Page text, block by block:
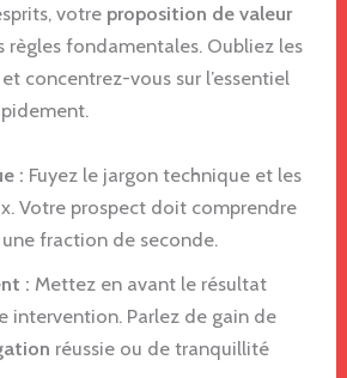
votre proposition de valeur
règles fondamentales. Oubliez les
concentrez-vous sur l’essentiel
: Fuyez le jargon technique et les
Votre prospect doit comprendre
fraction de seconde.
: Mettez en avant le résultat
intervention. Parlez de gain de
réussie ou de tranquillité